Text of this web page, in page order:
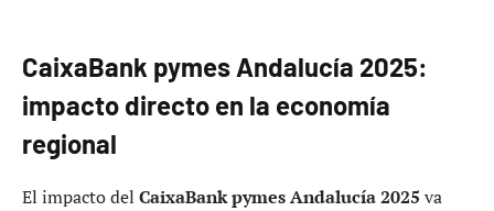
CaixaBank pymes Andalucía 2025:
impacto directo en la economía
regional
El impacto del CaixaBank pymes Andalucía 2025 va